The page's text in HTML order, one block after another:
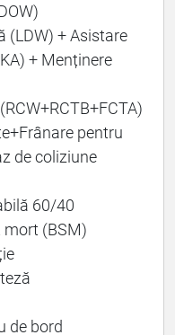
(LDW) + Asistare
+ Menținere
pentru
de coliziune
60/40
mort (BSM)
de bord